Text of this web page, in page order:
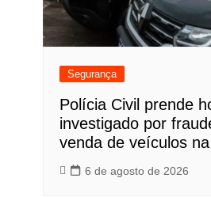
Segurança
Polícia Civil prende
investigado por
venda de veículos na
6 de agosto de 2026